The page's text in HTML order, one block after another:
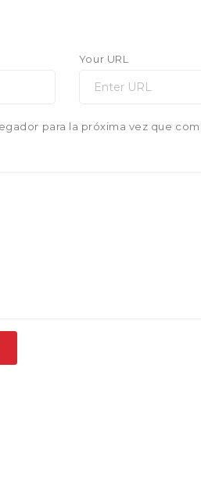
Your URL
para la próxima vez que